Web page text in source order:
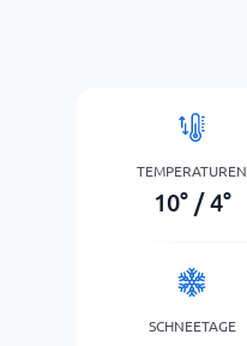
TEMPERATUREN
10° / 4°
SCHNEETAGE